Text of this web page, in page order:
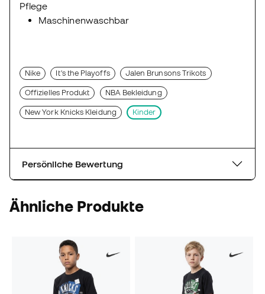
Pflege
Maschinenwaschbar
Nike It's the Playoffs Jalen Brunsons Trikots
Offizielles Produkt NBA Bekleidung
New York Knicks Kleidung Kinder
Persönliche Bewertung
Ähnliche Produkte